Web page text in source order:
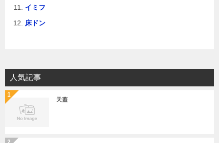
イミフ
床ドン
人気記事
天蓋